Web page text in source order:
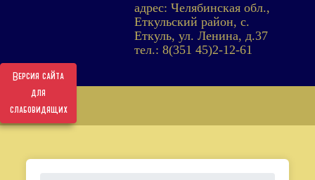
Версия сайта
для
слабовидящих
адрес: Челябинская обл.,
Еткульский район, с.
Еткуль, ул. Ленина, д.37
тел.: 8(351 45)2-12-61